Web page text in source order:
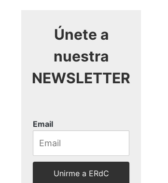
Únete a
nuestra
NEWSLETTER
Email